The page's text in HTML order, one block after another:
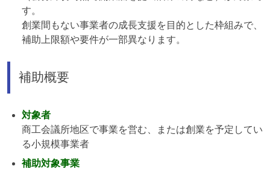
す。
創業間もない事業者の成長支援を目的とした枠組みで、
補助上限額や要件が一部異なります。
補助概要
対象者
商工会議所地区で事業を営む、または創業を予定してい
る小規模事業者
補助対象事業